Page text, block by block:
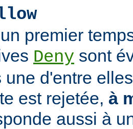
premier
Deny sont
une d'entre
est rejetée, à
aussi à